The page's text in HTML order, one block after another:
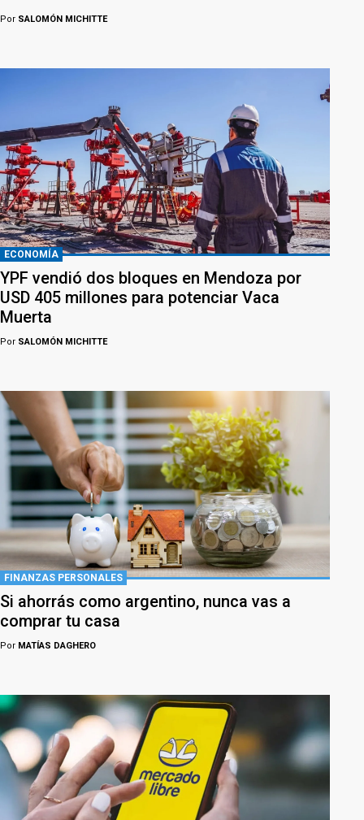
Por SALOMÓN MICHITTE
ECONOMÍA
YPF vendió dos bloques en Mendoza por
USD 405 millones para potenciar Vaca
Muerta
Por SALOMÓN MICHITTE
FINANZAS PERSONALES
Si ahorrás como argentino, nunca vas a
comprar tu casa
Por MATÍAS DAGHERO